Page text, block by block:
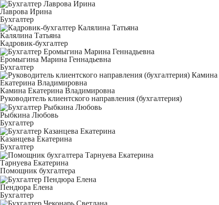
Лаврова Ирина
Бухгалтер
Калялина Татьяна
Кадровик-бухгалтер
Еромыгина Марина Геннадьевна
Бухгалтер
Камина Екатерина Владимировна
Руководитель клиентского направления (бухгалтерия)
Рыбкина Любовь
Бухгалтер
Казанцева Екатерина
Бухгалтер
Тарнуева Екатерина
Помощник бухгалтера
Пендюра Елена
Бухгалтер